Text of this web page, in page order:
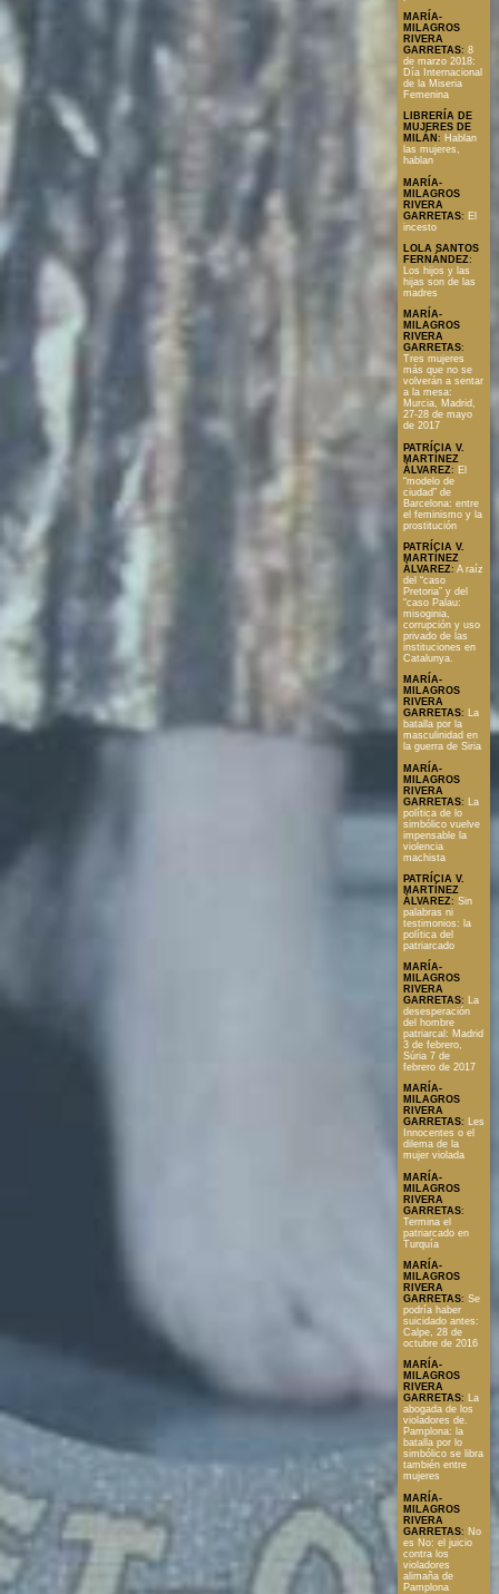
MARÍA-
MILAGROS
RIVERA
GARRETAS: 8
de marzo 2018:
Día Internacional
de la Miseria
Femenina
LIBRERÍA DE
MUJERES DE
MILÁN : Hablan
las mujeres,
hablan
MARÍA-
MILAGROS
RIVERA
GARRETAS: El
incesto
LOLA SANTOS
FERNÁNDEZ:
Los hijos y las
hijas son de las
madres
MARÍA-
MILAGROS
RIVERA
GARRETAS:
Tres mujeres
más que no se
volverán a sentar
a la mesa:
Murcia, Madrid,
27-28 de mayo
de 2017
PATRÍCIA V.
MARTÍNEZ
ÀLVAREZ: El
“modelo de
ciudad” de
Barcelona: entre
el feminismo y la
prostitución
PATRÍCIA V.
MARTÍNEZ
ÀLVAREZ: A raíz
del “caso
Pretoria” y del
“caso Palau:
misoginia,
corrupción y uso
privado de las
instituciones en
Catalunya.
MARÍA-
MILAGROS
RIVERA
GARRETAS: La
batalla por la
masculinidad en
la guerra de Siria
MARÍA-
MILAGROS
RIVERA
GARRETAS:
La
política de lo
simbólico vuelve
impensable la
violencia
machista
PATRÍCIA V.
MARTÍNEZ
ÀLVAREZ: Sin
palabras ni
testimonios: la
política del
patriarcado
MARÍA-
MILAGROS
RIVERA
GARRETAS: La
desesperación
del hombre
patriarcal: Madrid
3 de febrero,
Súria 7 de
febrero de 2017
MARÍA-
MILAGROS
RIVERA
GARRETAS: Les
Innocentes o el
dilema de la
mujer violada
MARÍA-
MILAGROS
RIVERA
GARRETAS:
Termina el
patriarcado en
Turquía
MARÍA-
MILAGROS
RIVERA
GARRETAS: Se
podría haber
suicidado antes:
Calpe, 28 de
octubre de 2016
MARÍA-
MILAGROS
RIVERA
GARRETAS: La
abogada de los
violadores de.
Pamplona: la
batalla por lo
simbólico se libra
también entre
mujeres
MARÍA-
MILAGROS
RIVERA
GARRETAS: No
es No: el juicio
contra los
violadores
alimaña de
Pamplona